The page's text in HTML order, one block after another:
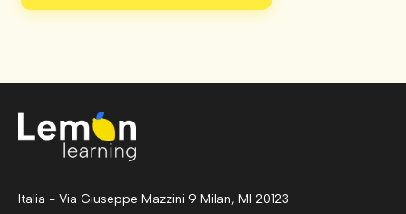
Italia - Via Giuseppe Mazzini 9 Milan, MI 20123